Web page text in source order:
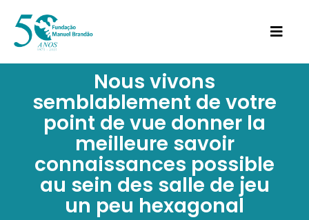
Nous vivons
semblablement de votre
point de vue donner la
meilleure savoir
connaissances possible
au sein des salle de jeu
un peu hexagonal